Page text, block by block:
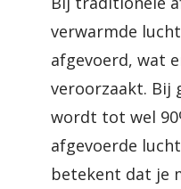
verwarmde
afgevoerd, wat
veroorzaakt. Bij
wordt tot wel
afgevoerde
betekent dat je